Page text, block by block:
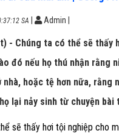
SA Admin
- Chúng ta có thể sẽ thấy
đó nếu họ thú nhận rằng
nhà, hoặc tệ hơn nữa, rằng
lại nảy sinh từ chuyện
sẽ thấy hơi tội nghiệp cho